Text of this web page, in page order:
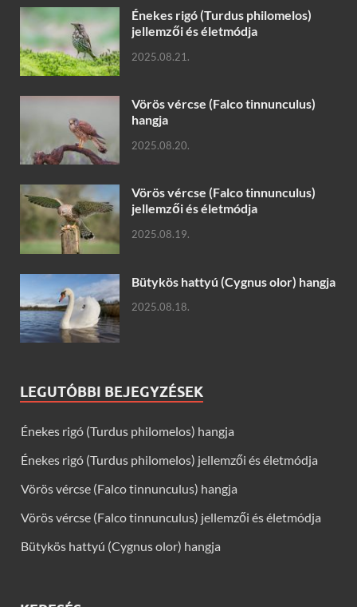
Énekes rigó (Turdus philomelos)
jellemzői és életmódja
2025.08.21.
Vörös vércse (Falco tinnunculus)
hangja
2025.08.20.
Vörös vércse (Falco tinnunculus)
jellemzői és életmódja
2025.08.19.
Bütykös hattyú (Cygnus olor) hangja
2025.08.18.
LEGUTÓBBI BEJEGYZÉSEK
Énekes rigó (Turdus philomelos) hangja
Énekes rigó (Turdus philomelos) jellemzői és életmódja
Vörös vércse (Falco tinnunculus) hangja
Vörös vércse (Falco tinnunculus) jellemzői és életmódja
Bütykös hattyú (Cygnus olor) hangja